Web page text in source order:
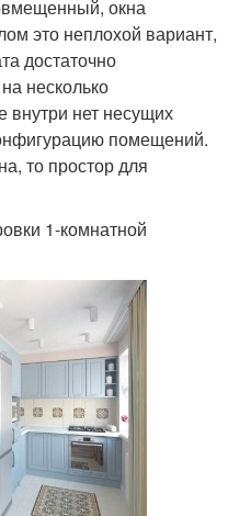
окна
это неплохой вариант,
достаточно
несколько
внутри нет несущих
помещений.
то простор для
1-комнатной